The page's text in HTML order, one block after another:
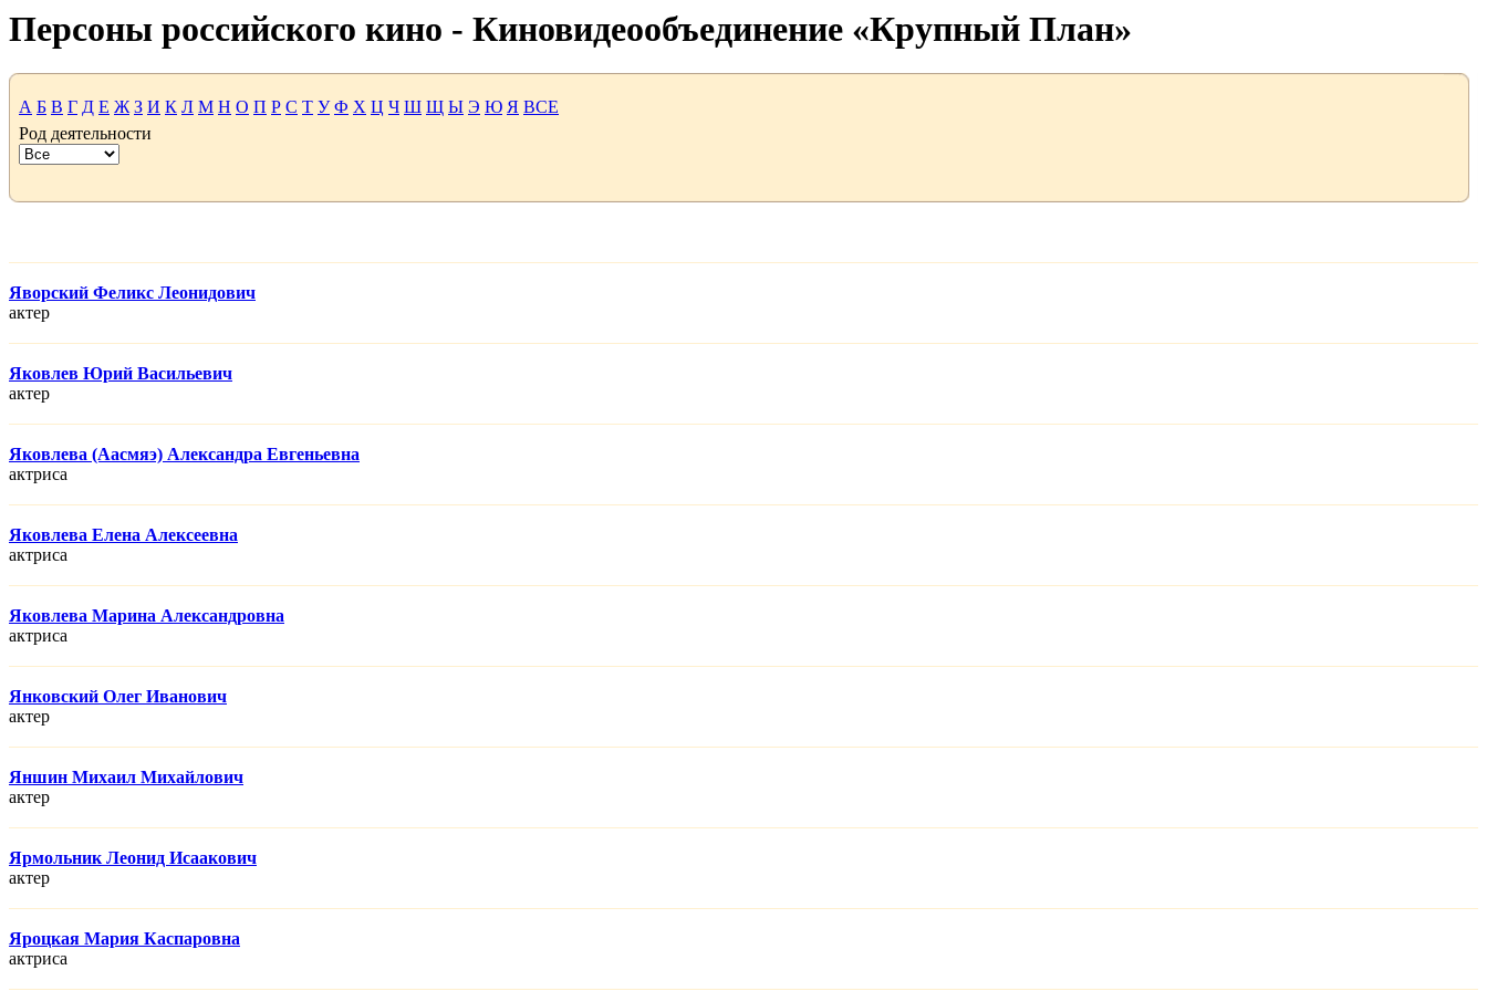
Персоны российского кино - Киновидеообъединение «Крупный План»
А Б В Г Д Е Ж З И К Л М Н О П Р С Т У Ф Х Ц Ч Ш Щ Ы Э Ю Я ВСЕ
Род деятельности
Яворский Феликс Леонидович
актер
Яковлев Юрий Васильевич
актер
Яковлева (Аасмяэ) Александра Евгеньевна
актриса
Яковлева Елена Алексеевна
актриса
Яковлева Марина Александровна
актриса
Янковский Олег Иванович
актер
Яншин Михаил Михайлович
актер
Ярмольник Леонид Исаакович
актер
Яроцкая Мария Каспаровна
актриса